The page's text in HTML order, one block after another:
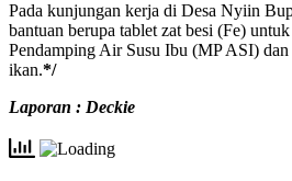
Pada kunjungan kerja di Desa Nyiin
bantuan berupa tablet zat besi (Fe)
Pendamping Air Susu Ibu (MP ASI)
ikan.*/
Laporan : Deckie